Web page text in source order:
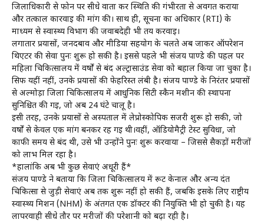
जिलाधिकारी से फोन पर सीधे वार्ता कर स्थिति की गंभीरता से अवगत कराया
और तत्काल कार्रवाई की मांग की। साथ ही, सूचना का अधिकार (RTI) के
माध्यम से स्वास्थ्य विभाग की जवाबदेही भी तय करवाई।
लगातार प्रयासों, जनदबाव और मीडिया सहयोग के चलते अब जाकर ऑपरेशन
थिएटर की सेवा पुनः शुरू हो सकी है। इससे पहले भी संजय पाण्डे की पहल पर
महिला चिकित्सालय में वर्षों से बंद अल्ट्रासाउंड सेवा को बहाल किया जा चुका है।
सिर्फ यहीं नहीं, उनके प्रयासों की फेहरिस्त लंबी है। संजय पाण्डे के निरंतर प्रयासों
से अल्मोड़ा जिला चिकित्सालय में आधुनिक सिटी स्कैन मशीन की स्थापना
सुनिश्चित की गई, जो अब 24 घंटे चालू है।
इसी तरह, उनके प्रयासों से अस्पताल में लेप्रोस्कोपिक सर्जरी शुरू हो सकी, जो
वर्षों से केवल एक मांग बनकर रह गई थी।वहीं, ऑडियोमैट्री टेस्ट सुविधा, जो
काफी समय से बंद थी, उसे भी उन्होंने पुनः शुरू करवाया – जिससे सैकड़ों मरीजों
को लाभ मिल रहा है।
*हालांकि अब भी कुछ सेवाएं अधूरी हैं*
संजय पाण्डे ने बताया कि जिला चिकित्सालय में रूट केनाल और अन्य दंत
चिकित्सा से जुड़ी सेवाएं अब तक शुरू नहीं हो सकी हैं, जबकि इसके लिए राष्ट्रीय
स्वास्थ्य मिशन (NHM) के अंतर्गत एक डॉक्टर की नियुक्ति भी हो चुकी है। यह
लापरवाही सीधे तौर पर मरीजों की परेशानी को बढ़ा रही है।